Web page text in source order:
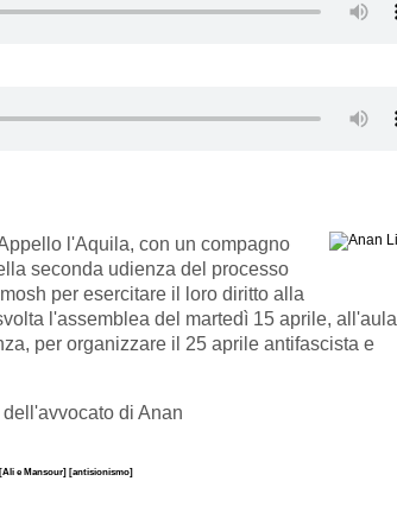
l'Aquila, con un compagno
seconda udienza del processo
per esercitare il loro diritto alla
l'assemblea del martedì 15 aprile, all'aula
per organizzare il 25 aprile antifascista e
di Anan
[Ali e Mansour] [antisionismo]